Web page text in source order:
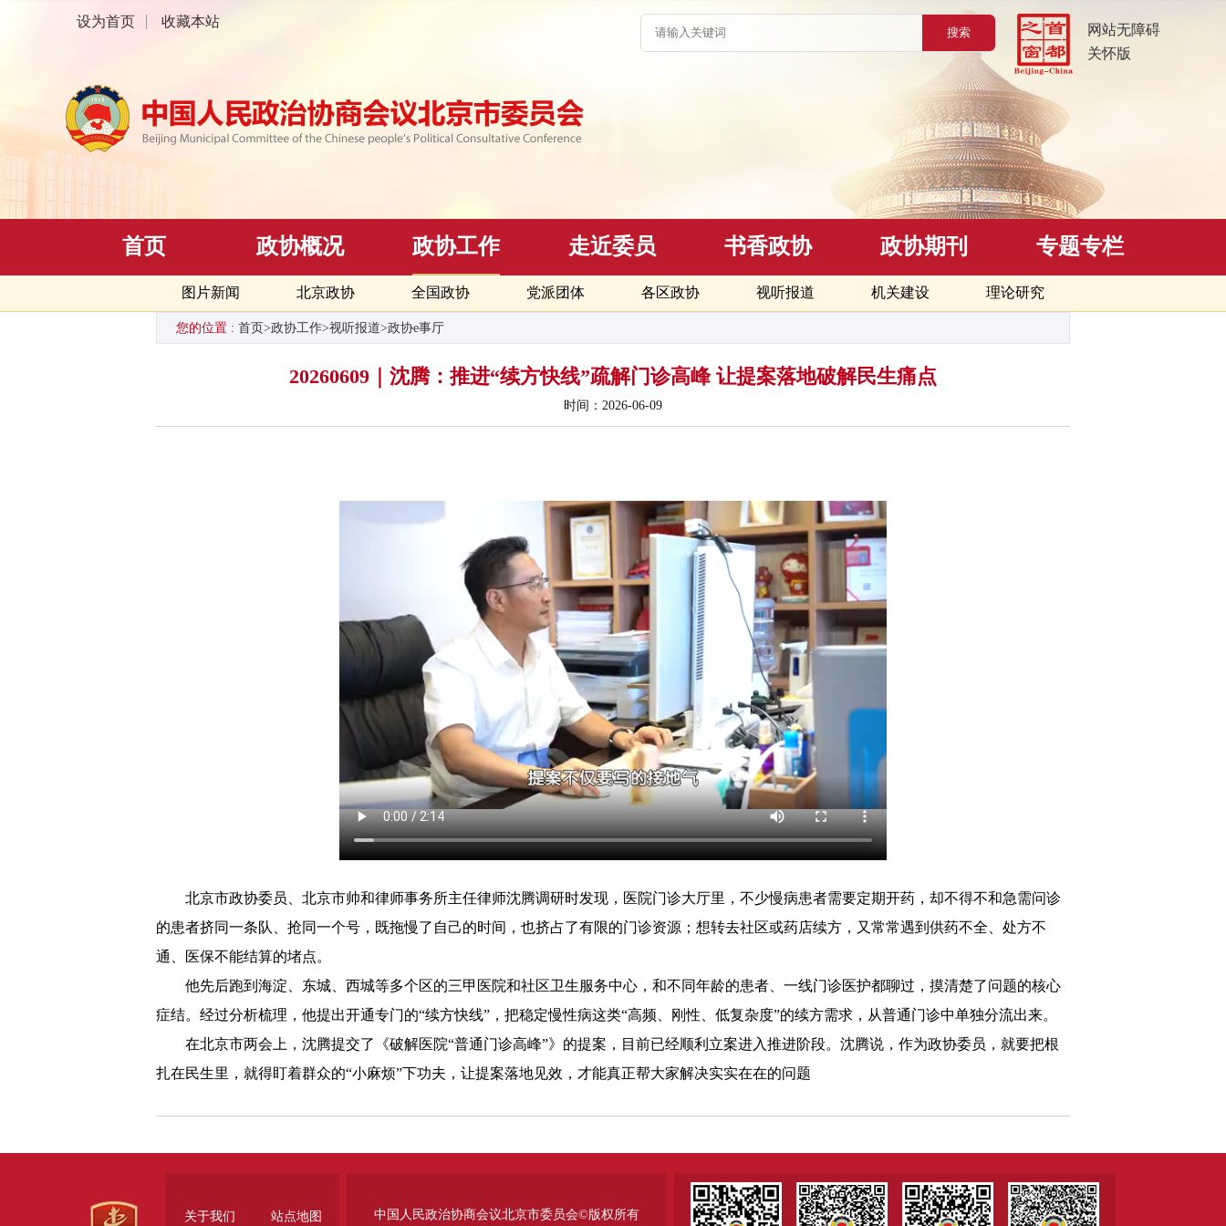
网站无障碍
关怀版
设为首页 收藏本站
首页 政协概况 政协工作
图片新闻 北京政协 全国政协 党派团体 各区政协 视听报道 机关建设 理论研究
走近委员 书香政协 政协期刊 专题专栏
您的位置 : 首页>政协工作>视听报道>政协e事厅
20260609｜沈腾：推进“续方快线”疏解门诊高峰 让提案落地破解民生痛点
时间：2026-06-09
北京市政协委员、北京市帅和律师事务所主任律师沈腾调研时发现，医院门诊大厅里，不少慢病患者需要定期开药，却不得不和急需问诊
的患者挤同一条队、抢同一个号，既拖慢了自己的时间，也挤占了有限的门诊资源；想转去社区或药店续方，又常常遇到供药不全、处方不
通、医保不能结算的堵点。
他先后跑到海淀、东城、西城等多个区的三甲医院和社区卫生服务中心，和不同年龄的患者、一线门诊医护都聊过，摸清楚了问题的核心
症结。经过分析梳理，他提出开通专门的“续方快线”，把稳定慢性病这类“高频、刚性、低复杂度”的续方需求，从普通门诊中单独分流出来。
在北京市两会上，沈腾提交了《破解医院“普通门诊高峰”》的提案，目前已经顺利立案进入推进阶段。沈腾说，作为政协委员，就要把根
扎在民生里，就得盯着群众的“小麻烦”下功夫，让提案落地见效，才能真正帮大家解决实实在在的问题
关于我们 站点地图 中国人民政治协商会议北京市委员会©版权所有